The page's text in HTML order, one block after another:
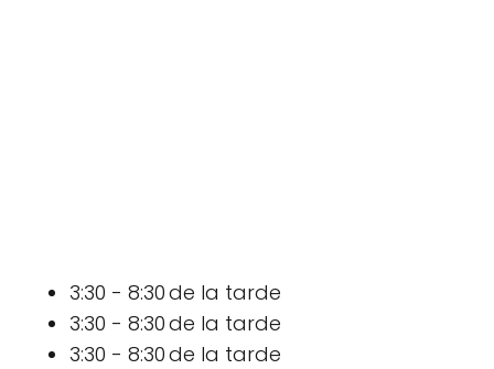
3:30 - 8:30 de la tarde
3:30 - 8:30 de la tarde
3:30 - 8:30 de la tarde